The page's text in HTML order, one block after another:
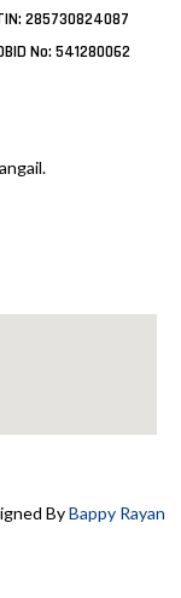
285730824087
No: 541280062
ByBappy Rayan